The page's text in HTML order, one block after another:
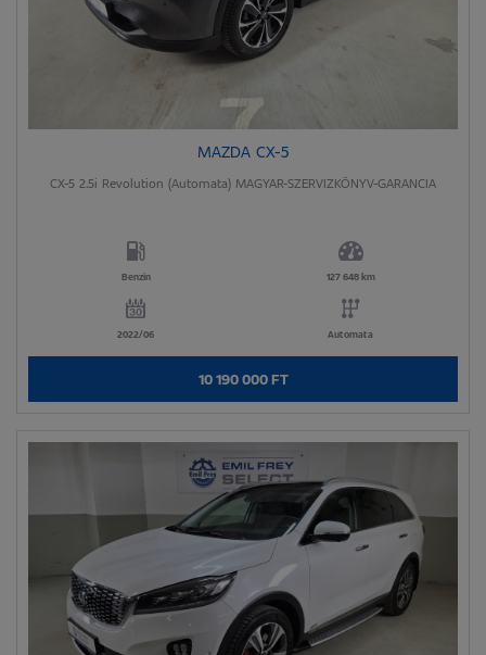
MAZDA CX-5
CX-5 2.5i Revolution (Automata) MAGYAR-SZERVIZKÖNYV-GARANCIA
Benzin 127 648 km
2022/06 Automata
10 190 000 FT